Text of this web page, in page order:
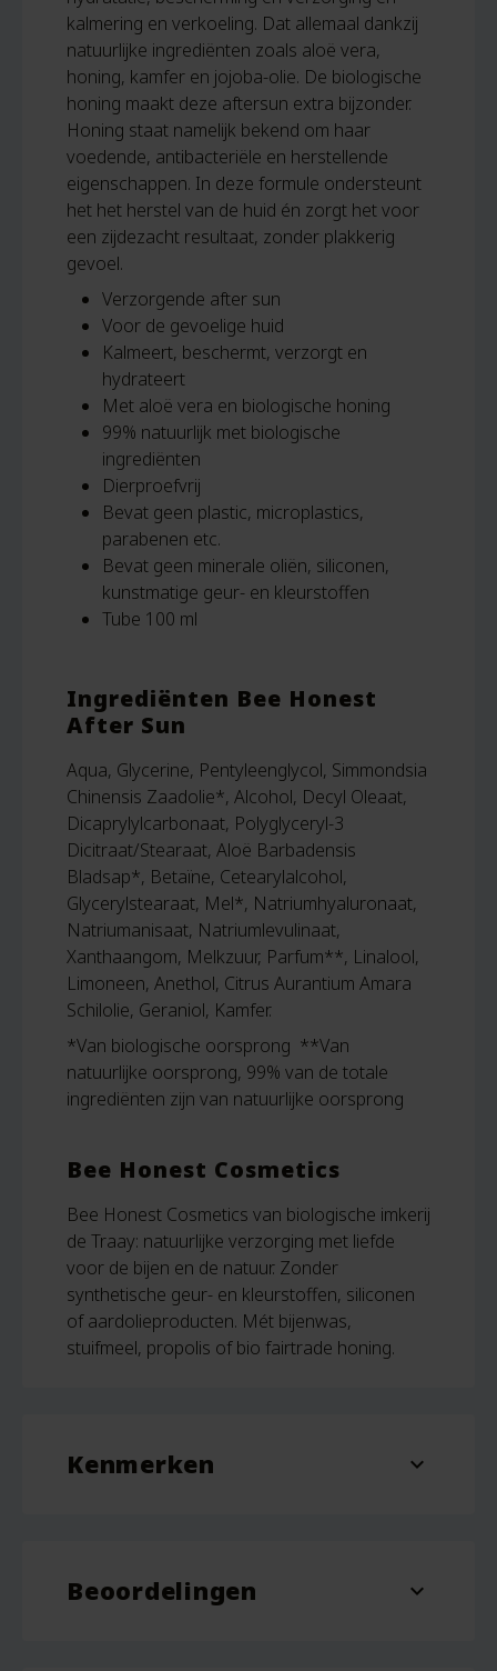
kalmering en verkoeling. Dat allemaal dankzij
natuurlijke ingrediënten zoals aloë vera,
honing, kamfer en jojoba-olie. De biologische
honing maakt deze aftersun extra bijzonder.
Honing staat namelijk bekend om haar
voedende, antibacteriële en herstellende
eigenschappen. In deze formule ondersteunt
het het herstel van de huid én zorgt het voor
een zijdezacht resultaat, zonder plakkerig
gevoel.
Verzorgende after sun
Voor de gevoelige huid
Kalmeert, beschermt, verzorgt en
hydrateert
Met aloë vera en biologische honing
99% natuurlijk met biologische
ingrediënten
Dierproefvrij
Bevat geen plastic, microplastics,
parabenen etc.
Bevat geen minerale oliën, siliconen,
kunstmatige geur- en kleurstoffen
Tube 100 ml
Ingrediënten Bee Honest
After Sun
Aqua, Glycerine, Pentyleenglycol, Simmondsia
Chinensis Zaadolie*, Alcohol, Decyl Oleaat,
Dicaprylylcarbonaat, Polyglyceryl-3
Dicitraat/Stearaat, Aloë Barbadensis
Bladsap*, Betaïne, Cetearylalcohol,
Glycerylstearaat, Mel*, Natriumhyaluronaat,
Natriumanisaat, Natriumlevulinaat,
Xanthaangom, Melkzuur, Parfum**, Linalool,
Limoneen, Anethol, Citrus Aurantium Amara
Schilolie, Geraniol, Kamfer.
*Van biologische oorsprong **Van
natuurlijke oorsprong, 99% van de totale
ingrediënten zijn van natuurlijke oorsprong
Bee Honest Cosmetics
Bee Honest Cosmetics van biologische imkerij
de Traay: natuurlijke verzorging met liefde
voor de bijen en de natuur. Zonder
synthetische geur- en kleurstoffen, siliconen
of aardolieproducten. Mét bijenwas,
stuifmeel, propolis of bio fairtrade honing.
Kenmerken expand_more
Beoordelingen expand_more